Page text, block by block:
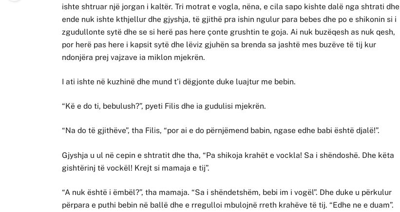
ishte shtruar një jorgan i kaltër. Tri motrat e vogla, nëna, e cila sapo kishte dalë nga shtrati dhe
ende nuk ishte kthjellur dhe gjyshja, të gjithë pra ishin ngulur para bebes dhe po e shikonin si i
zgudullonte sytë dhe se si herë pas here çonte grushtin te goja. Ai nuk buzëqesh as nuk qesh,
por herë pas here i kapsit sytë dhe lëviz gjuhën sa brenda sa jashtë mes buzëve të tij kur
ndonjëra prej vajzave ia miklon mjekrën.
I ati ishte në kuzhinë dhe mund t’i dëgjonte duke luajtur me bebin.
“Kë e do ti, bebulush?”, pyeti Filis dhe ia gudulisi mjekrën.
“Na do të gjithëve”, tha Filis, “por ai e do përnjëmend babin, ngase edhe babi është djalë!”.
Gjyshja u ul në cepin e shtratit dhe tha, “Pa shikoja krahët e vockla! Sa i shëndoshë. Dhe këta
gishtërinj të vockël! Krejt si mamaja e tij”.
“A nuk është i ëmbël?”, tha mamaja. “Sa i shëndetshëm, bebi im i vogël”. Dhe duke u përkulur
përpara e puthi bebin në ballë dhe e rregulloi mbulojnë rreth krahëve të tij. “Edhe ne e duam”.